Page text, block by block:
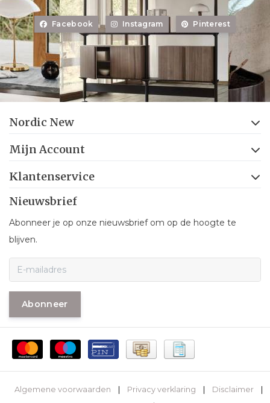
Facebook Instagram Pinterest
Nordic New
Mijn Account
Klantenservice
Nieuwsbrief
Abonneer je op onze nieuwsbrief om op de hoogte te
blijven.
Abonneer
Algemene voorwaarden Privacy verklaring Disclaimer